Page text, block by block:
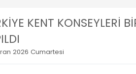
KENT KONSEYLERİ
2026 Cumartesi